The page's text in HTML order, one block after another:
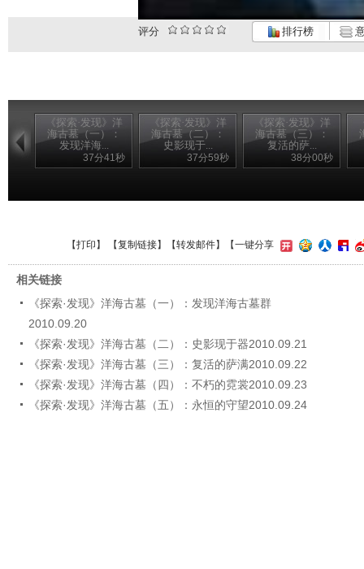
评分 排行榜
《探索·发现》洋
海古墓（一）：
发现洋海...
37分41秒
《探索·发现》洋
海古墓（二）：
史影现于...
37分59秒
《探索·发现》洋
海古墓（三）：
复活的萨...
38分00秒
【打印 】 【复制链接】【转发邮件】 【一键分享
相关链接
《探索·发现》洋海古墓（一）：发现洋海古墓群
2010.09.20
《探索·发现》洋海古墓（二）：史影现于器2010.09.21
《探索·发现》洋海古墓（三）：复活的萨满2010.09.22
《探索·发现》洋海古墓（四）：不朽的霓裳2010.09.23
《探索·发现》洋海古墓（五）：永恒的守望2010.09.24